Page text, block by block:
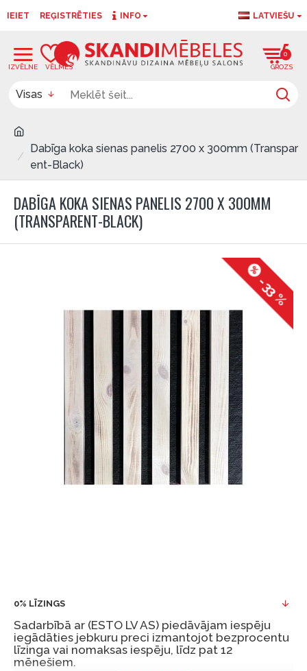
IEIET REĢISTRĒTIES INFO LATVIEŠU
0
Visas
Dabīga koka sienas panelis 2700 x 300mm (Transpar
ent-Black)
DABĪGA KOKA SIENAS PANELIS 2700 X 300MM
(TRANSPARENT-BLACK)
-33 %
0% LĪZINGS
Sadarbībā ar (ESTO LV AS) piedāvājam iespēju
iegādāties jebkuru preci izmantojot bezprocentu
līzinga vai nomaksas iespēju, līdz pat 12
mēnešiem.